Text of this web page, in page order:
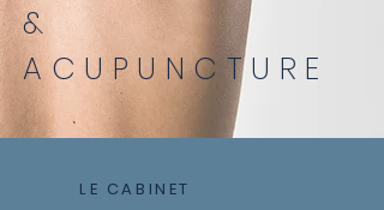
&
ACUPUNCTURE
LE CABINET